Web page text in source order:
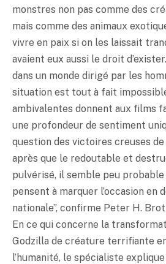
monstres non pas comme des
mais comme des animaux
vivre en paix si on les laissait
avaient eux aussi le droit
dans un monde dirigé par les
situation est tout à fait
ambivalentes donnent aux films
une profondeur de sentiment
question des victoires creuses de
après que le redoutable et
pulvérisé, il semble peu probable
pensent à marquer l’occasion en
nationale”, confirme Peter H.
En ce qui concerne la
Godzilla de créature terrifiante
l’humanité, le spécialiste